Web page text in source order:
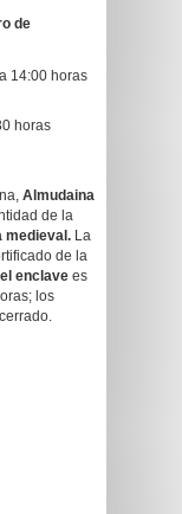
de
14:00 horas
horas
Almudaina
de la
medieval. La
de la
enclave es
los